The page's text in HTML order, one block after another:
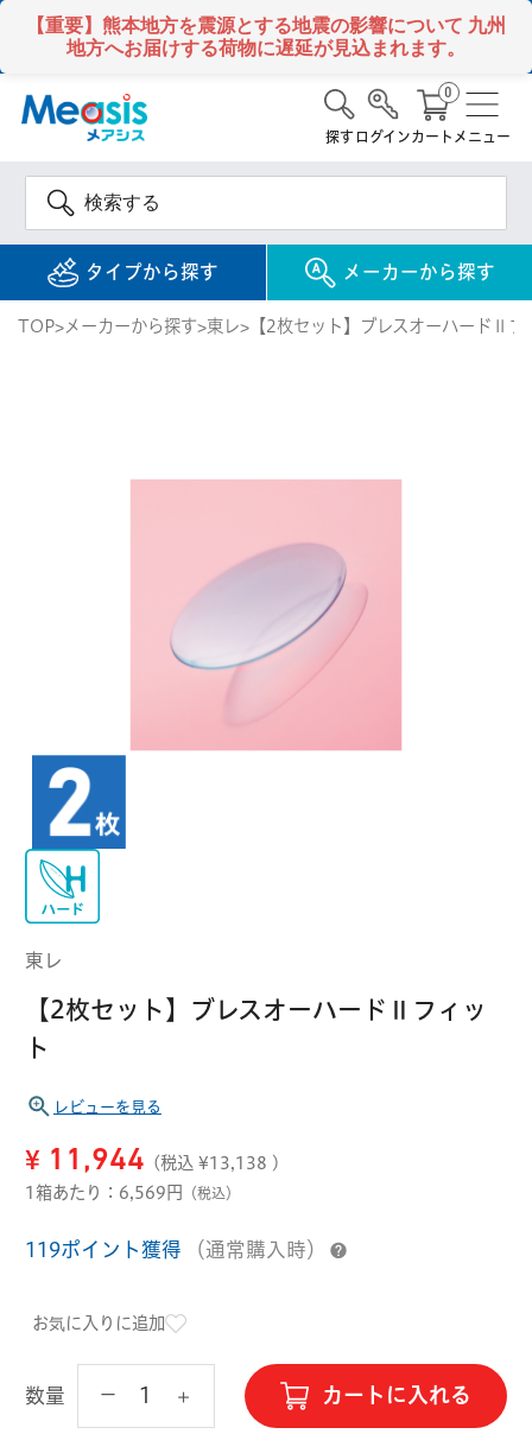
【重要】熊本地方を震源とする地震の影響について 九州
地方へお届けする荷物に遅延が見込まれます。
タイプから探す メーカーから探す
探す ログインカート
0
メニュー
2WEEK / 2週間 使い捨て
乱視用コンタクトレンズ
遠近両用 コンタクトレンズ
ハード
ソフト
ソフト・使い捨て用
オプション品
クーパービジョン ボシュロム
アイミー 東レ
検 索
MYコンタクト（らくらく再購入）
はじめての方へ
おトク定期便
Myクーポン
当社について
TOP メーカーから探す 東レ 【2枚セット】ブレスオーハードⅡフ
東レ
【2枚セット】ブレスオーハードⅡフィッ
ト
レビューを見る
¥ 11,944 (税込 ¥13,138 )
1箱あたり：6,569円
（税込）
119ポイント獲得 （通常購入時）
お気に入りに追加
数量 カートに入れる